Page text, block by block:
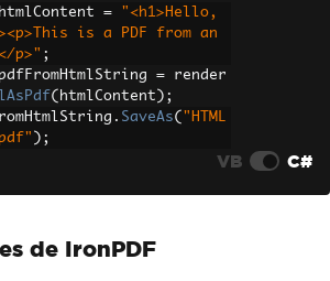
=
"<h1>Hello,
is a PDF from an
p>" ;
= render
( htmlContent );
pdfFromHtmlString
. SaveAs( "HTML
);
file
VB C#
de IronPDF